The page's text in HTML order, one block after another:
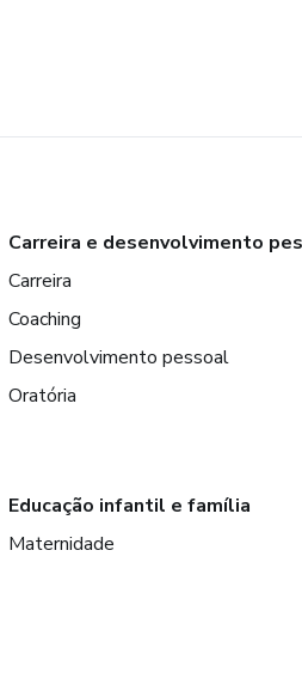
Carreira e desenvolvimento
Carreira
Coaching
Desenvolvimento pessoal
Oratória
Educação infantil e família
Maternidade